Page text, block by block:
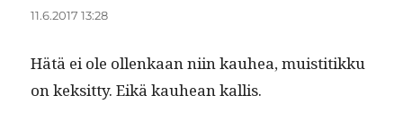
11.6.2017 13:28
Hätä ei ole ollenkaan niin kauhea, muis­ti­tikku
on kek­sit­ty. Eikä kauhean kallis.